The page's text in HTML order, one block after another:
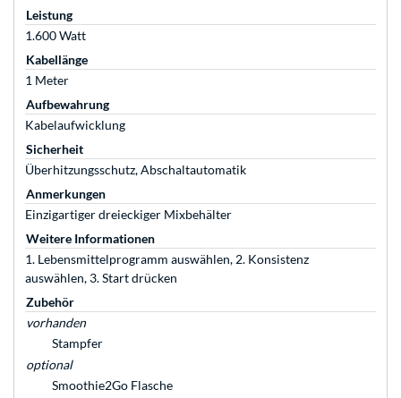
Leistung
1.600 Watt
Kabellänge
1 Meter
Aufbewahrung
Kabelaufwicklung
Sicherheit
Überhitzungsschutz, Abschaltautomatik
Anmerkungen
Einzigartiger dreieckiger Mixbehälter
Weitere Informationen
1. Lebensmittelprogramm auswählen, 2. Konsistenz
auswählen, 3. Start drücken
Zubehör
vorhanden
Stampfer
optional
Smoothie2Go Flasche